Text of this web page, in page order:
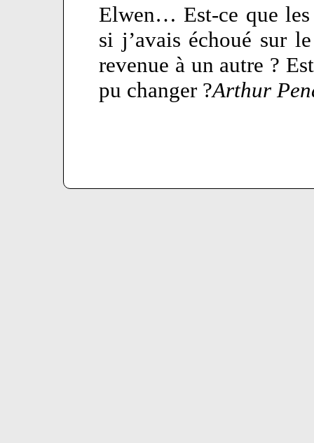
Elwen… Est-ce que les
si j’avais échoué sur
revenue à un autre ?
pu changer ?Arthur